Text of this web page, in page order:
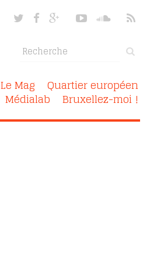
Le Mag Quartier européen
Médialab Bruxellez-moi !